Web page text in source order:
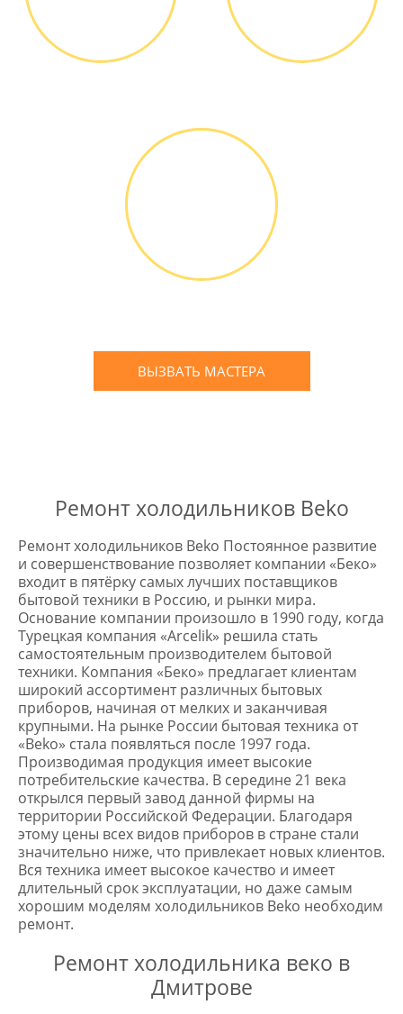
ВЫЗВАТЬ МАСТЕРА
Ремонт холодильников Beko
Ремонт холодильников Beko Постоянное развитие
и совершенствование позволяет компании «Беко»
входит в пятёрку самых лучших поставщиков
бытовой техники в Россию, и рынки мира.
Основание компании произошло в 1990 году, когда
Турецкая компания «Arcelik» решила стать
самостоятельным производителем бытовой
техники. Компания «Беко» предлагает клиентам
широкий ассортимент различных бытовых
приборов, начиная от мелких и заканчивая
крупными. На рынке России бытовая техника от
«Beko» стала появляться после 1997 года.
Производимая продукция имеет высокие
потребительские качества. В середине 21 века
открылся первый завод данной фирмы на
территории Российской Федерации. Благодаря
этому цены всех видов приборов в стране стали
значительно ниже, что привлекает новых клиентов.
Вся техника имеет высокое качество и имеет
длительный срок эксплуатации, но даже самым
хорошим моделям холодильников Beko необходим
ремонт.
Ремонт холодильника веко в
Дмитрове